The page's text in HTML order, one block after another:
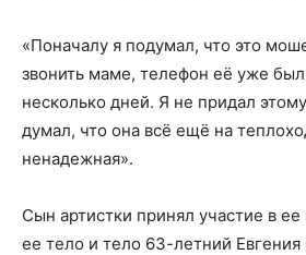
«Поначалу я подумал, что это
звонить маме, телефон её уже
несколько дней. Я не придал
думал, что она всё ещё на
ненадежная».
Сын артистки принял участие в
ее тело и тело 63-летний Евгения